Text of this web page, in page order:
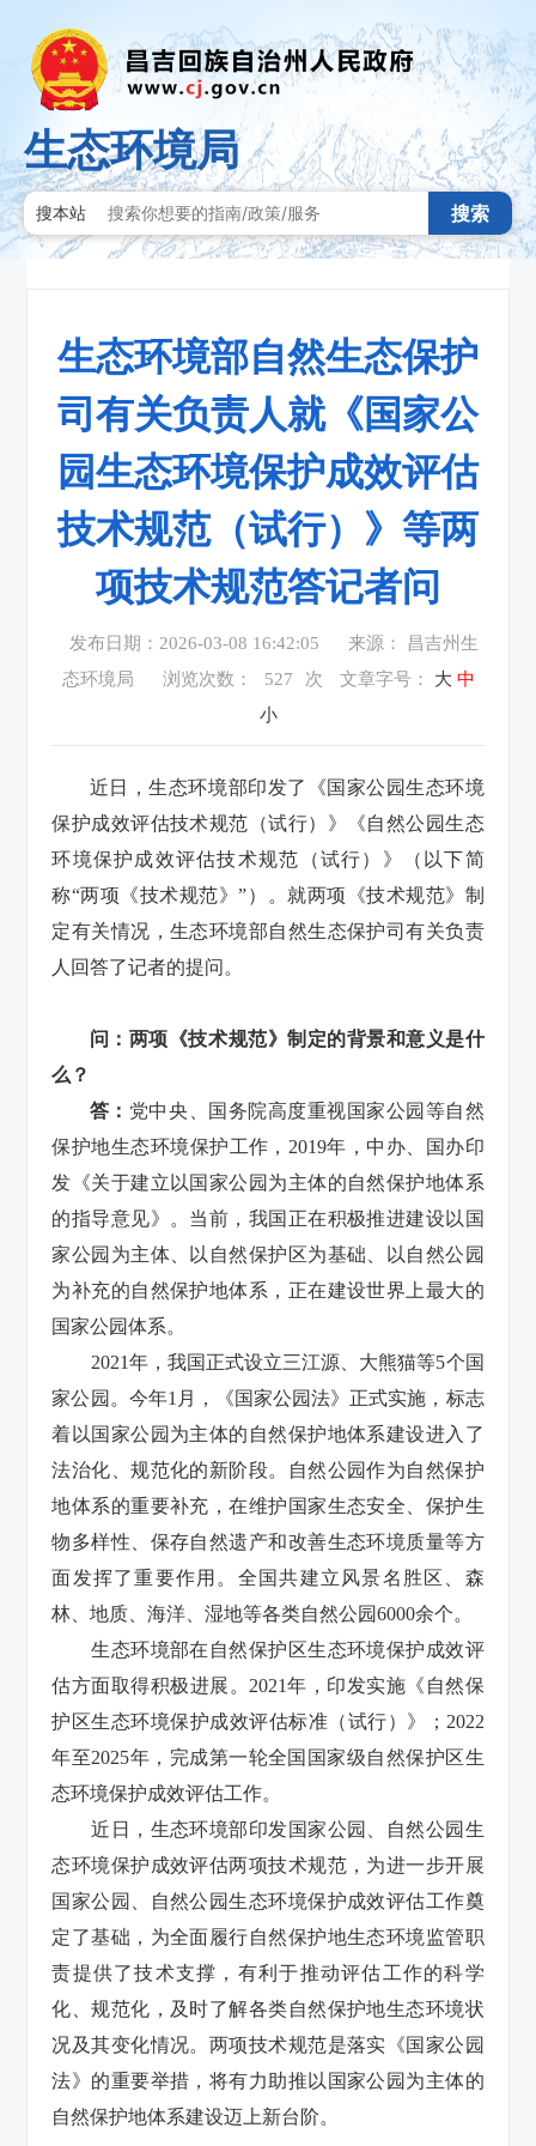
生态环境局
搜本站 搜索
生态环境部自然生态保护
司有关负责人就《国家公
园生态环境保护成效评估
技术规范（试行）》等两
项技术规范答记者问
发布日期：2026-03-08 16:42:05
来源： 昌吉州生
态环境局
浏览次数： 527 次 文章字号： 大 中
小
近日，生态环境部印发了
《国家公园生态环境
保护成效评估技术规范（试行）》《自然公园生态
环境保护成效评估技术规范（试行）》
（以下简
称“两项《技术规范》”）。就两项《技术规范》制
定有关情况，生态环境部自然生态保护司有关负责
人回答了记者的提问。
问：两项《技术规范》制定的背景和意义是什
么？
答： 党中央、国务院高度重视国家公园等自然
保护地生态环境保护工作，2019年，中办、国办印
发《关于建立以国家公园为主体的自然保护地体系
的指导意见》。当前，我国正在积极推进建设以国
家公园为主体、以自然保护区为基础、以自然公园
为补充的自然保护地体系，正在建设世界上最大的
国家公园体系。
2021年，我国正式设立三江源、大熊猫等5个国
家公园。今年1月，《国家公园法》正式实施，标志
着以国家公园为主体的自然保护地体系建设进入了
法治化、规范化的新阶段。自然公园作为自然保护
地体系的重要补充，在维护国家生态安全、保护生
物多样性、保存自然遗产和改善生态环境质量等方
面发挥了重要作用。全国共建立风景名胜区、森
林、地质、海洋、湿地等各类自然公园6000余个。
生态环境部在自然保护区生态环境保护成效评
估方面取得积极进展。2021年，印发实施《自然保
护区生态环境保护成效评估标准（试行）》；2022
年至2025年，完成第一轮全国国家级自然保护区生
态环境保护成效评估工作。
近日，生态环境部印发国家公园、自然公园生
态环境保护成效评估两项技术规范，为进一步开展
国家公园、自然公园生态环境保护成效评估工作奠
定了基础，为全面履行自然保护地生态环境监管职
责提供了技术支撑，有利于推动评估工作的科学
化、规范化，及时了解各类自然保护地生态环境状
况及其变化情况。两项技术规范是落实《国家公园
法》的重要举措，将有力助推以国家公园为主体的
自然保护地体系建设迈上新台阶。